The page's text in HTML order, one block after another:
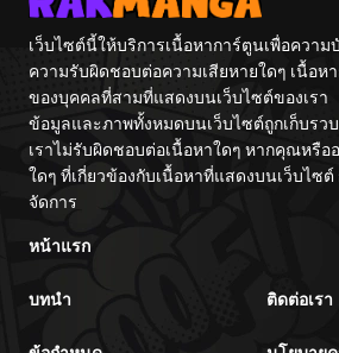
เว็บไซต์นี้ให้บริการเนื้อหาการ์ตูนเพื่อควา
ความรับผิดชอบต่อความเสียหายใดๆ เนื้อ
ของบุคคลที่สามที่แสดงบนเว็บไซต์ของเรา
ข้อมูลและภาพทั้งหมดบนเว็บไซต์ถูกเก็บรว
เราไม่รับผิดชอบต่อเนื้อหาใดๆ หากคุณหรื
ใดๆ ที่เกี่ยวข้องกับเนื้อหาที่แสดงบนเว็บไซ
จัดการ
หน้าแรก
บทนำ ติดต่อเรา